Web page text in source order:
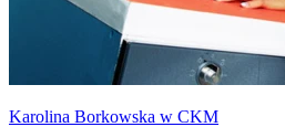
Karolina Borkowska w CKM